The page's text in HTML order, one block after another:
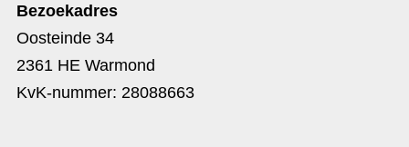
Bezoekadres
Oosteinde 34
2361 HE Warmond
KvK-nummer: 28088663